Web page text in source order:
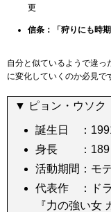
更
信条：「狩りにも時
自分と似ているようで違っ
に変化していくのか必見で
▼ ピョン・ウソク
誕生日 ：
身長 ：189
活動期間：モ
代表作 ：ドラ
『力の強い女